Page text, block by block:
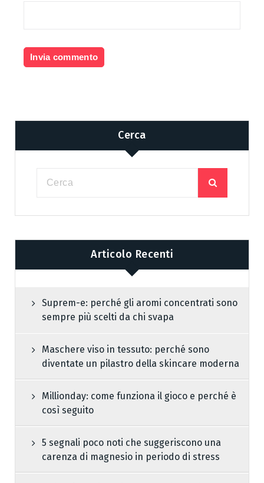
Cerca
Articolo Recenti
Suprem-e: perché gli aromi concentrati sono
sempre più scelti da chi svapa
Maschere viso in tessuto: perché sono
diventate un pilastro della skincare moderna
Millionday: come funziona il gioco e perché è
così seguito
5 segnali poco noti che suggeriscono una
carenza di magnesio in periodo di stress